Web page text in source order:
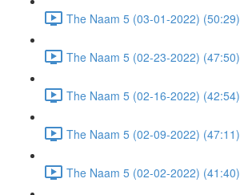
The Naam 5 (03-01-2022) (50:29)
The Naam 5 (02-23-2022) (47:50)
The Naam 5 (02-16-2022) (42:54)
The Naam 5 (02-09-2022) (47:11)
The Naam 5 (02-02-2022) (41:40)